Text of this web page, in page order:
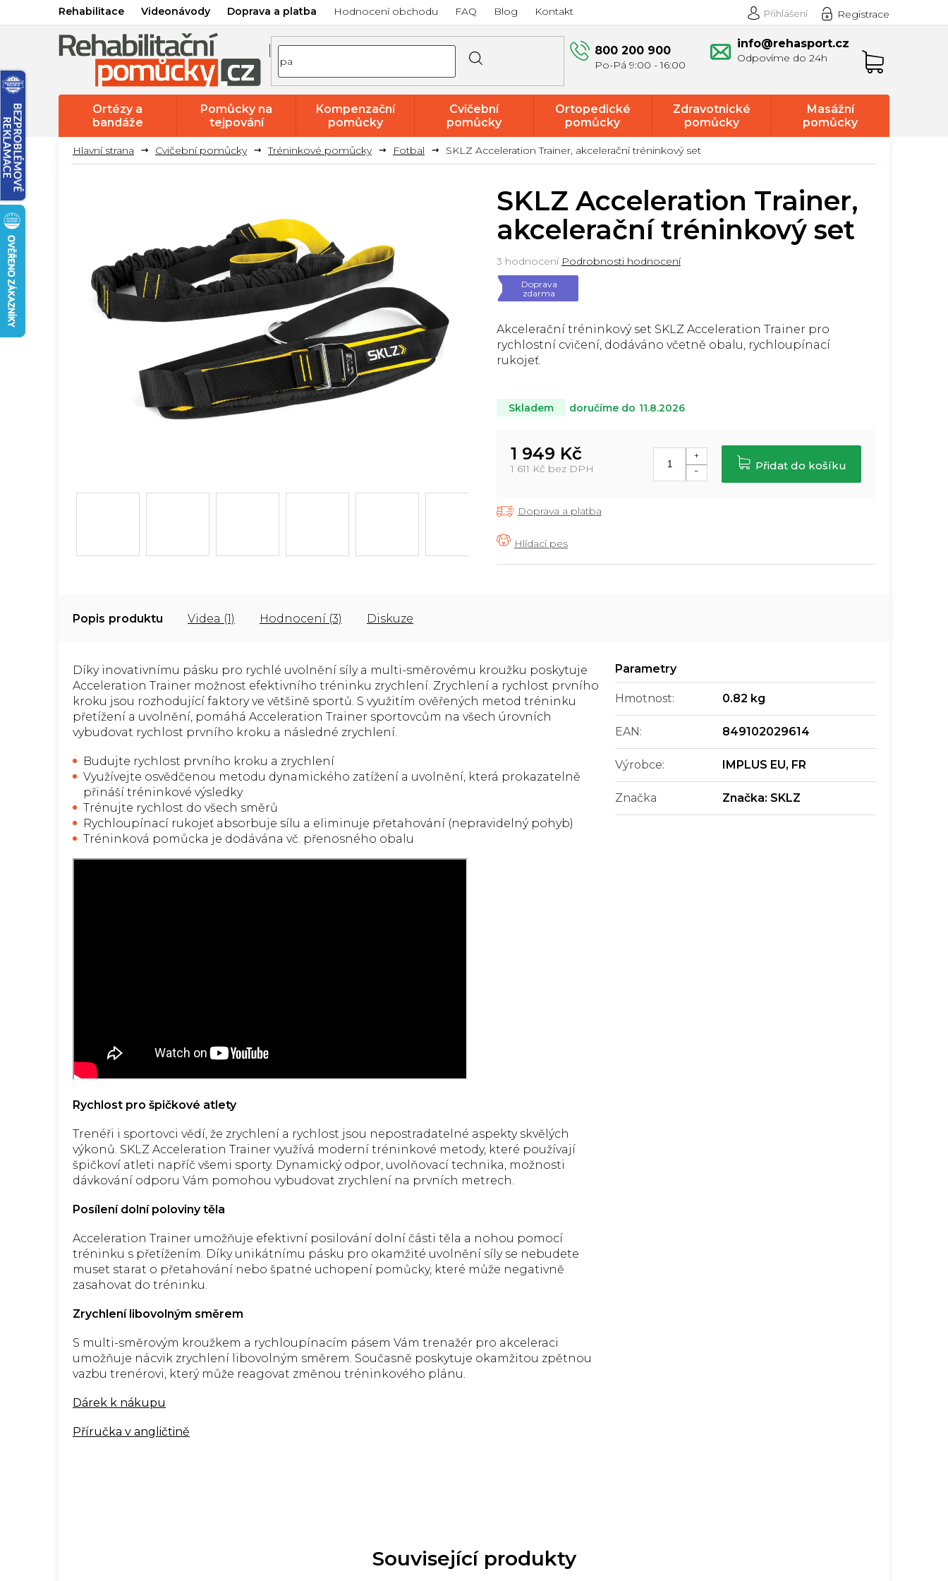
Rehabilitace Videonávody Doprava a platba Hodnocení obchodu FAQ Blog Kontakt Registrace
Přihlášení
800 200 900
info@rehasport.cz
košík
Ortézy a
bandáže
Pomůcky na
tejpování
Kompenzační
pomůcky
Cvičební
pomůcky
Ortopedické
pomůcky
Zdravotnické
pomůcky
Masážní
pomůcky
Akce a
výprodej
Cvičební pomůcky Tréninkové pomůcky Fotbal SKLZ Acceleration Trainer, akcelerační tréninkový set
Skladem doručíme do 11.8.2026
1 949 Kč
1 611 Kč bez DPH
Přidat do košíku
Akcelerační tréninkový set SKLZ Acceleration Trainer pro
rychlostní cvičení, dodáváno včetně obalu, rychloupínací
rukojeť.
SKLZ Acceleration Trainer,
akcelerační tréninkový set
Doprava
zdarma
Průměrné
hodnocení
produktu
je
z
5
hvězdiček.
3 hodnocení Podrobnosti hodnocení
Doprava a platba
Související produkty
Popis Videa (1) Hodnocení (3) Diskuze
Díky inovativnímu pásku pro rychlé uvolnění síly a multi-směrovému kroužku poskytuje
Acceleration Trainer možnost efektivního tréninku zrychlení. Zrychlení a rychlost prvního
kroku jsou rozhodující faktory ve většině sportů. S využitím ověřených metod tréninku
přetížení a uvolnění, pomáhá Acceleration Trainer sportovcům na všech úrovních
vybudovat rychlost prvního kroku a následné zrychlení.
Budujte rychlost prvního kroku a zrychlení
Využívejte osvědčenou metodu dynamického zatížení a uvolnění, která prokazatelně
přináší tréninkové výsledky
Trénujte rychlost do všech směrů
Rychloupínací rukojeť absorbuje sílu a eliminuje přetahování (nepravidelný pohyb)
Tréninková pomůcka je dodávána vč. přenosného obalu
Rychlost pro špičkové atlety
Trenéři i sportovci vědí, že zrychlení a rychlost jsou nepostradatelné aspekty skvělých
výkonů. SKLZ Acceleration Trainer využívá moderní tréninkové metody, které používají
špičkoví atleti napříč všemi sporty. Dynamický odpor, uvolňovací technika, možnosti
dávkování odporu Vám pomohou vybudovat zrychlení na prvních metrech.
Posílení dolní poloviny těla
Acceleration Trainer umožňuje efektivní posilování dolní části těla a nohou pomocí
tréninku s přetížením. Díky unikátnímu pásku pro okamžité uvolnění síly se nebudete
muset starat o přetahování nebo špatné uchopení pomůcky, které může negativně
zasahovat do tréninku.
Zrychlení libovolným směrem
S multi-směrovým kroužkem a rychloupínacím pásem Vám trenažér pro akceleraci
umožňuje nácvik zrychlení libovolným směrem. Současně poskytuje okamžitou zpětnou
vazbu trenérovi, který může reagovat změnou tréninkového plánu.
Dárek k nákupu
Příručka v angličtině
Hmotnost: 0.82 kg
EAN: 849102029614
Výrobce: IMPLUS EU, FR
Značka Značka: SKLZ